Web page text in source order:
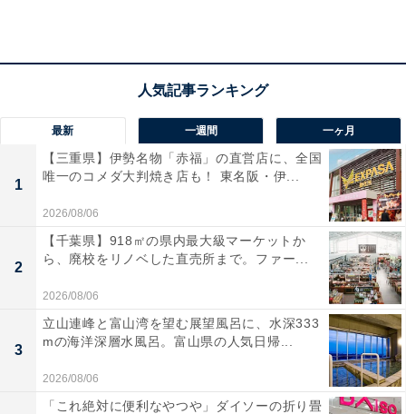
の美肌の湯を静かな環境で堪能したい人や、手作り感の
ある温かな料理と温泉を少人数の宿で楽しみたい人にお
あわせて読みたい
【宮城県の人気ホテル】「松島温泉 小松館
好風亭」は日本三景の絶景と美食が魅力
最新 一週間 一ヶ月
1
【三重県】伊勢名物「赤福」の直営店に、全国
唯一のコメダ大判焼き店も！ 東名阪・伊...
2026/08/06
2
【千葉県】918㎡の県内最大級マーケットか
ら、廃校をリノベした直売所まで。ファー...
2026/08/06
3
立山連峰と富山湾を望む展望風呂に、水深333
mの海洋深層水風呂。富山県の人気日帰...
2026/08/06
「これ絶対に便利なやつや」ダイソーの折り畳